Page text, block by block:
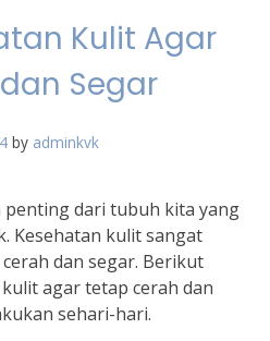
Kulit Agar
Segar
by adminkvk
dari tubuh kita yang
Kesehatan kulit sangat
dan segar. Berikut
agar tetap cerah dan
sehari-hari.